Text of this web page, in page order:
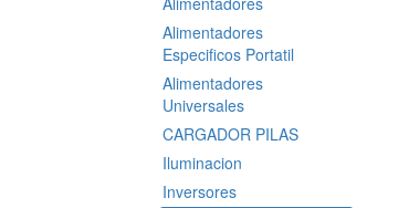
Alimentadores
Especificos Portatil
Alimentadores
Universales
CARGADOR PILAS
Iluminacion
Inversores